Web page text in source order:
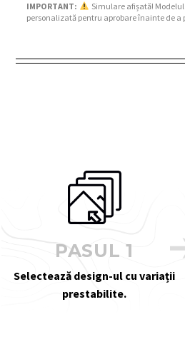
IMPORTANT:
Simulare afișată!
personalizată pentru aprobare înainte de
PASUL 1
Selectează design-ul cu variații
prestabilite.